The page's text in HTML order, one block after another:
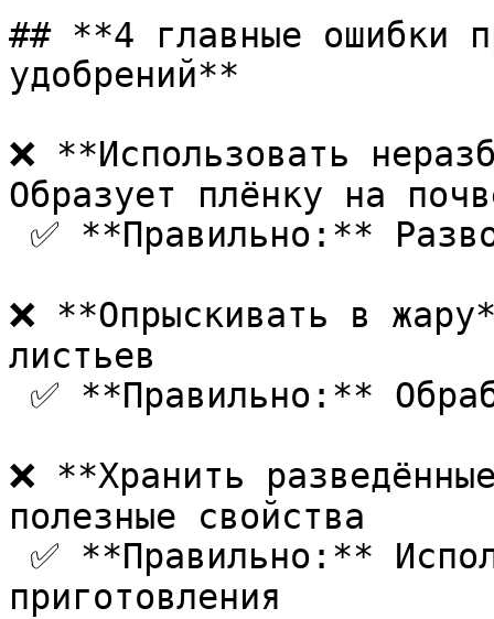
## **4 главные ошибки
удобрений**
❌ **Использовать
Образует плёнку на
❌ **Опрыскивать в
листьев
❌ **Хранить
полезные свойства
приготовления